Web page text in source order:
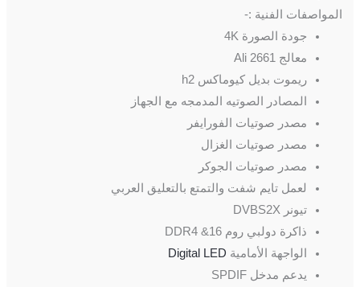
المواصفات الفنية :-
جودة الصورة 4K
معالج Ali 2661
ريموت بديل كيوماكس h2
المصادر الصوتيه المدمجه مع الجهاز
مصدر صوتيات الفورايفر
مصدر صوتيات الغزال
مصدر صوتيات الجوكر
لعمل تايم شفت والتمتع بالتعليق العربي
تيونر DVBS2X
ذاكرة دولبي روم 16& DDR4
الواجهة الأمامية Digital LED
يدعم مدخل SPDIF